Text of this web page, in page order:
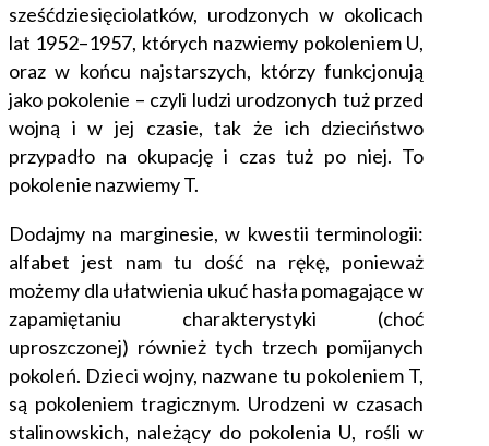
sześćdziesięciolatków, urodzonych w okolicach
lat 1952–1957, których nazwiemy pokoleniem U,
oraz w końcu najstarszych, którzy funkcjonują
jako pokolenie – czyli ludzi urodzonych tuż przed
wojną i w jej czasie, tak że ich dzieciństwo
przypadło na okupację i czas tuż po niej. To
pokolenie nazwiemy T.
Dodajmy na marginesie, w kwestii terminologii:
alfabet jest nam tu dość na rękę, ponieważ
możemy dla ułatwienia ukuć hasła pomagające w
zapamiętaniu charakterystyki (choć
uproszczonej) również tych trzech pomijanych
pokoleń. Dzieci wojny, nazwane tu pokoleniem T,
są pokoleniem tragicznym. Urodzeni w czasach
stalinowskich, należący do pokolenia U, rośli w